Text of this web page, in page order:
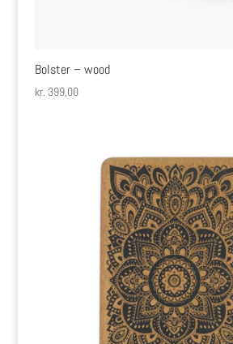
Bolster – wood
kr. 399,00